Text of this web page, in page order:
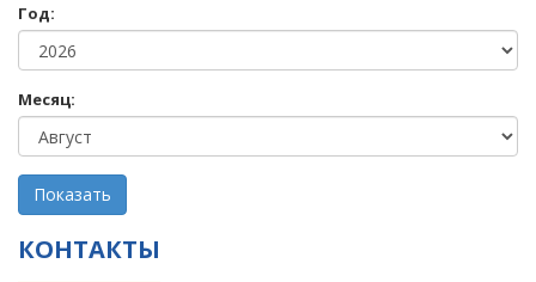
Год:
Месяц:
КОНТАКТЫ